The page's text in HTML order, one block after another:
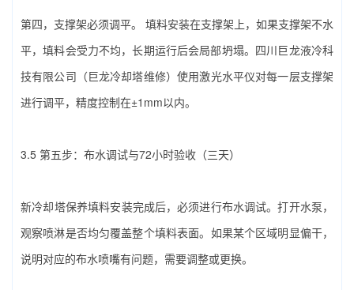
第四，支撑架必须调平。‌ 填料安装在支撑架上，如果支撑架不水
平，填料会受力不均，长期运行后会局部坍塌。‌四川巨龙液冷科
技有限公司（巨龙冷却塔维修）‌使用激光水平仪对每一层支撑架
进行调平，精度控制在±1mm以内。
3.5 第五步：布水调试与72小时验收（三天）
新‌冷却塔保养填料‌安装完成后，必须进行布水调试。打开水泵，
观察喷淋是否均匀覆盖整个填料表面。如果某个区域明显偏干，
说明对应的布水喷嘴有问题，需要调整或更换。